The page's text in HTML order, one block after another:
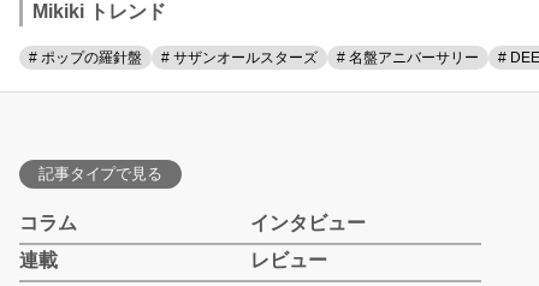
Mikiki トレンド
# ポップの羅針盤 # サザンオールスターズ # 名盤アニバーサリー #
記事タイプで見る
コラム
インタビュー
連載
レビュー